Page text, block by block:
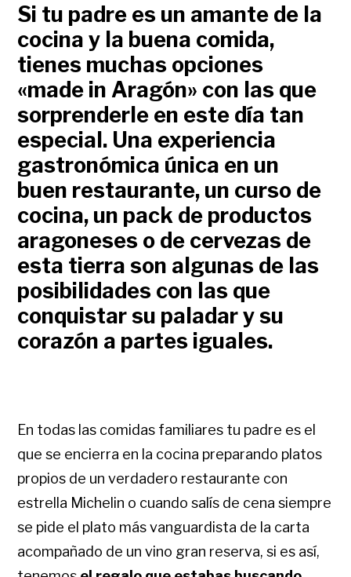
Si tu padre es un amante de la
cocina y la buena comida,
tienes muchas opciones
«made in Aragón» con las que
sorprenderle en este día tan
especial. Una experiencia
gastronómica única en un
buen restaurante, un curso de
cocina, un pack de productos
aragoneses o de cervezas de
esta tierra son algunas de las
posibilidades con las que
conquistar su paladar y su
corazón a partes iguales.
En todas las comidas familiares tu padre es el
que se encierra en la cocina preparando platos
propios de un verdadero restaurante con
estrella Michelin o cuando salís de cena siempre
se pide el plato más vanguardista de la carta
acompañado de un vino gran reserva, si es así,